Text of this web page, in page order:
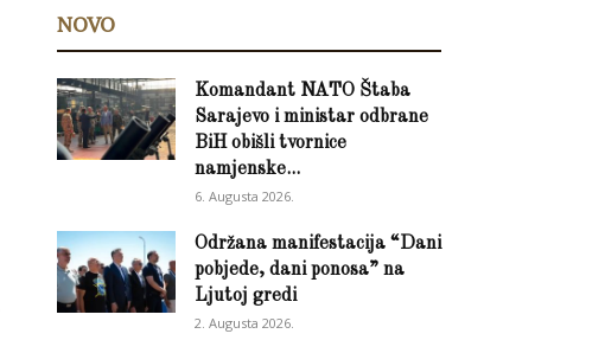
NOVO
Komandant NATO Štaba
Sarajevo i ministar odbrane
BiH obišli tvornice
namjenske...
6. Augusta 2026.
Održana manifestacija “Dani
pobjede, dani ponosa” na
Ljutoj gredi
2. Augusta 2026.